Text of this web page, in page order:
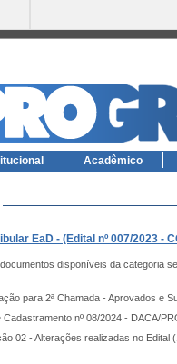
Acadêmico
EaD - (Edital nº 007/2023 -
disponíveis da categoria
para 2ª Chamada - Aprovados e
Cadastramento nº 08/2024 - DACA/
02 - Alterações realizadas no Edital